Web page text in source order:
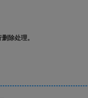
除处理。